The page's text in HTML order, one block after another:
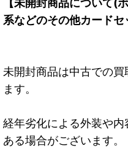
系などのその他カードセ
未開封商品は中古での
ます。
経年劣化による外装や
ある場合がございます。